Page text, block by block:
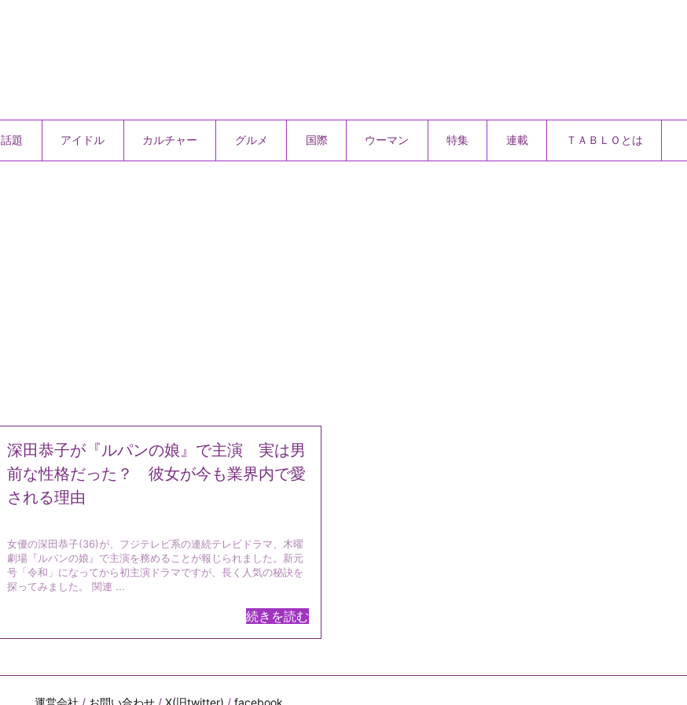
話題 アイドル カルチャー グルメ 国際 ウーマン 特集 連載 ＴＡＢＬＯとは
深田恭子が『ルパンの娘』で主演 実は男
前な性格だった？ 彼女が今も業界内で愛
される理由
女優の深田恭子(36)が、フジテレビ系の連続テレビドラマ、木曜
劇場『ルパンの娘』で主演を務めることが報じられました。新元
号「令和」になってから初主演ドラマですが、長く人気の秘訣を
探ってみました。 関連 ...
続きを読む
運営会社 / お問い合わせ/ X(旧twitter) / facebook